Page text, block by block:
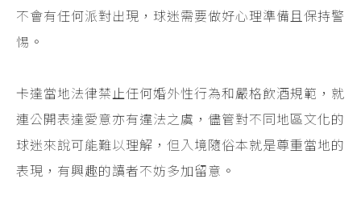
不會有任何派對出現，球迷需要做好心理準備且保持警
惕。
卡達當地法律禁止任何婚外性行為和嚴格飲酒規範，就
連公開表達愛意亦有違法之虞，儘管對不同地區文化的
球迷來說可能難以理解，但入境隨俗本就是尊重當地的
表現，有興趣的讀者不妨多加留意。